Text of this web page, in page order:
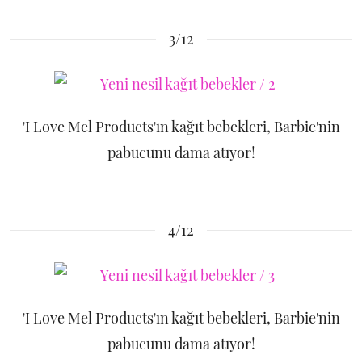
3/12
'I Love Mel Products'ın kağıt bebekleri, Barbie'nin
pabucunu dama atıyor!
4/12
'I Love Mel Products'ın kağıt bebekleri, Barbie'nin
pabucunu dama atıyor!